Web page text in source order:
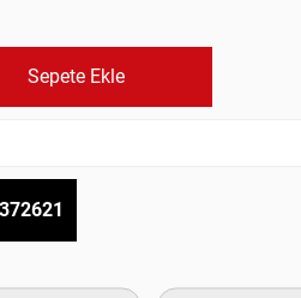
Sepete Ekle